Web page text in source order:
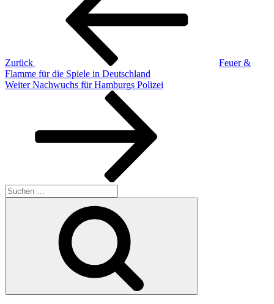
Zurück
Feuer &
Flamme für die Spiele in Deutschland
Nächster
Weiter Nachwuchs für Hamburgs Polizei
Suchen
nach: